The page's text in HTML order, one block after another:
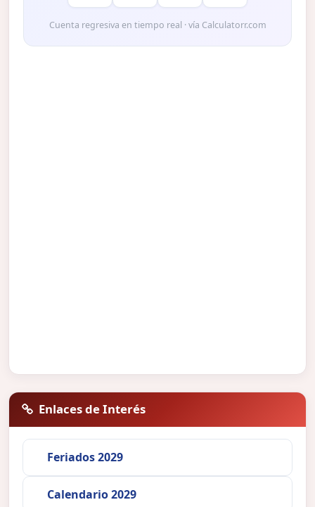
Cuenta regresiva en tiempo real · vía Calculatorr.com
Enlaces de Interés
Feriados 2029
Calendario 2029